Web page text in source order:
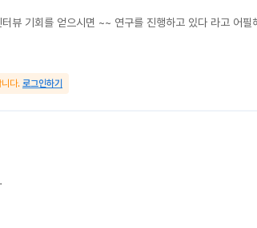
뷰 기회를 얻으시면 ~~ 연구를 진행하고 있다 라고 어필
다. 로그인하기